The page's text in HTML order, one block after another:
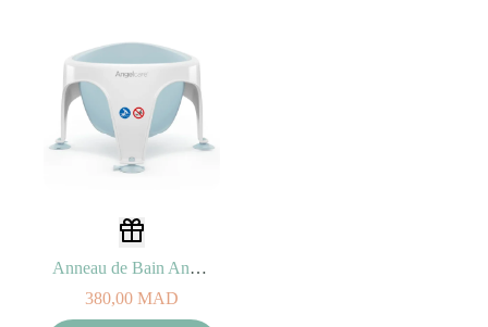
Anneau de Bain Angelcare® Bleu
380,00 MAD